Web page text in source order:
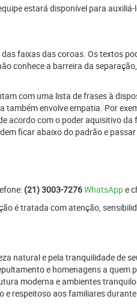
estará disponível para
faixas das coroas. Os textos
conhece a barreira da
com uma lista de frases à
também envolve empatia. Por
acordo com o poder aquisitivo
ficar abaixo do padrão e
(21) 3003-7276WhatsAppe
é tratada com atenção,
natural e pela tranquilidade de
e homenagens a
moderna e ambientes
e respeitoso aos familiares